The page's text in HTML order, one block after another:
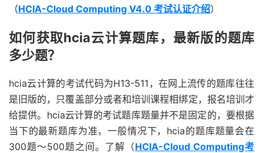
（HCIA-Cloud Computing V4.0 考试认证介绍）
如何获取hcia云计算题库，最新版的题库
多少题？
hcia云计算的考试代码为H13-511，在网上流传的题库往往
是旧版的，只覆盖部分或者和培训课程相绑定，报名培训才
给提供。hcia云计算的考试题库题量并不是固定的，要根据
当下的最新题库为准，一般情况下，hcia的题库题量会在
300题～500题之间。了解（HCIA-Cloud Computing考